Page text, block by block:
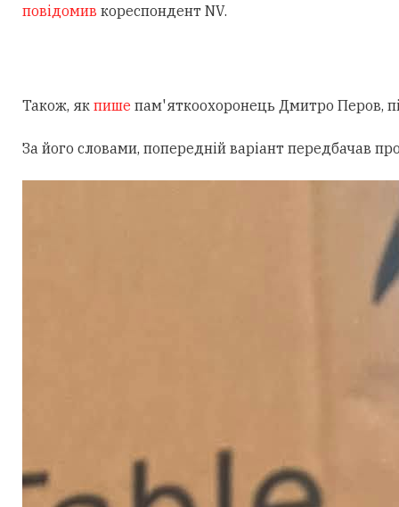
повідомив кореспондент NV.
Також, як пише пам'яткоохоронець Дмитро Перов,
За його словами, попередній варіант передбачав